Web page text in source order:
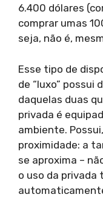
6.400 dólares
comprar umas
seja, não é,
Esse tipo de
de “luxo” possui
daquelas duas
privada é
ambiente.
proximidade: a
se aproxima –
o uso da privada